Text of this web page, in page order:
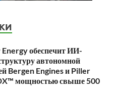
обеспечит ИИ-
автономной
Bergen Engines и Piller
мощностью свыше 500